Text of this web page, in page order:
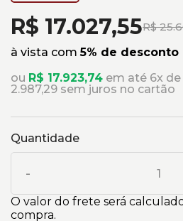
R$
R$ 17.027,55
à vista com5% de desconto
ou R$ 17.923,74 em até 6x de
2.987,29 sem juros no cartão
Quantidade
-
O valor do frete será
compra.